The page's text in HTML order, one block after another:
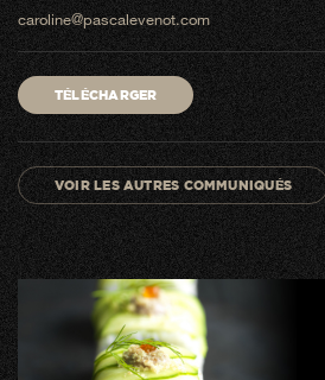
caroline@pascalevenot.com
TÉLÉCHARGER
VOIR LES AUTRES COMMUNIQUÉS